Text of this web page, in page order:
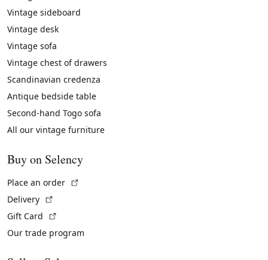
Vintage sideboard
Vintage desk
Vintage sofa
Vintage chest of drawers
Scandinavian credenza
Antique bedside table
Second-hand Togo sofa
All our vintage furniture
Buy on Selency
Place an order
Delivery
Gift Card
Our trade program